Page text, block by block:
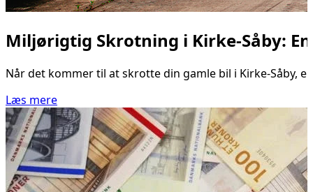
Miljørigtig Skrotning i Kirke-Såby:
Når det kommer til at skrotte din gamle bil i Kirke-Såby,
Læs mere